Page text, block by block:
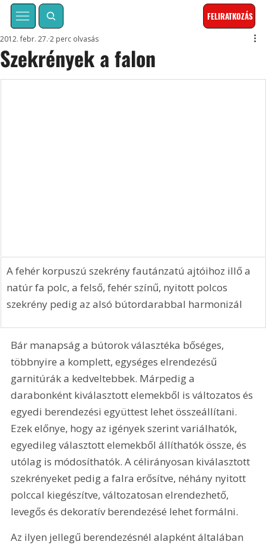
FELIRATKOZÁS
Szekrények a falon
2012. febr. 27. 2 perc olvasás
A fehér korpuszú szekrény fautánzatú ajtóihoz illő a
natúr fa polc, a felső, fehér színű, nyitott polcos
szekrény pedig az alsó bútordarabbal harmonizál
Bár manapság a bútorok választéka bőséges,
többnyire a komplett, egységes elrendezésű
garnitúrák a kedveltebbek. Márpedig a
darabonként kiválasztott elemekből is változatos és
egyedi berendezési együttest lehet összeállítani.
Ezek előnye, hogy az igények szerint variálhatók,
egyedileg választott elemekből állíthatók össze, és
utólag is módosíthatók. A célirányosan kiválasztott
szekrényeket pedig a falra erősítve, néhány nyitott
polccal kiegészítve, változatosan elrendezhető,
levegős és dekoratív berendezésé lehet formálni.
Az ilyen jellegű berendezésnél alapként általában